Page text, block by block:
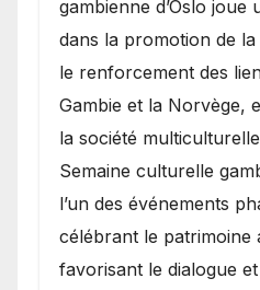
gambienne d’Oslo joue
dans la promotion de
le renforcement des
Gambie et la Norvège,
la société
Semaine culturelle
l’un des événements
célébrant le patrimoine
favorisant le dialogue